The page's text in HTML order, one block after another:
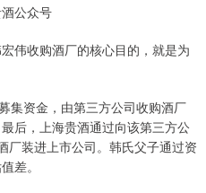
公众号
伟收购酒厂的核心目的，就是为
集资金，由第三方公司收购酒厂
后，上海贵酒通过向该第三方公
厂装进上市公司。韩氏父子通过资
差。